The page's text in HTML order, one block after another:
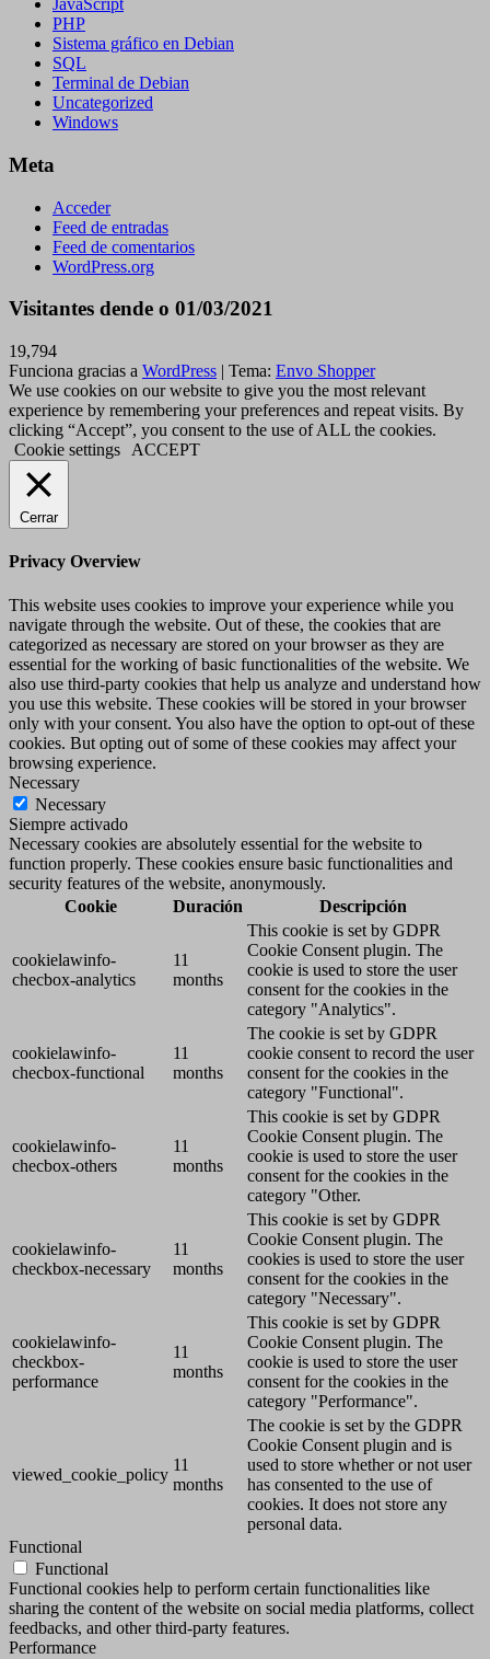
JavaScript
PHP
Sistema gráfico en Debian
SQL
Terminal de Debian
Uncategorized
Windows
Meta
Acceder
Feed de entradas
Feed de comentarios
WordPress.org
Visitantes dende o 01/03/2021
19,794
Funciona gracias a WordPress | Tema: Envo Shopper
We use cookies on our website to give you the most relevant
experience by remembering your preferences and repeat visits. By
clicking “Accept”, you consent to the use of ALL the cookies.
Cookie settings
ACCEPT
Cerrar
Privacy Overview
This website uses cookies to improve your experience while you
navigate through the website. Out of these, the cookies that are
categorized as necessary are stored on your browser as they are
essential for the working of basic functionalities of the website. We
also use third-party cookies that help us analyze and understand how
you use this website. These cookies will be stored in your browser
only with your consent. You also have the option to opt-out of these
cookies. But opting out of some of these cookies may affect your
browsing experience.
Necessary
Necessary
Siempre activado
Necessary cookies are absolutely essential for the website to
function properly. These cookies ensure basic functionalities and
security features of the website, anonymously.
Cookie
Duración Descripción
cookielawinfo-
checbox-analytics
11
months
This cookie is set by GDPR
Cookie Consent plugin. The
cookie is used to store the user
consent for the cookies in the
category "Analytics".
cookielawinfo-
checbox-functional
11
months
The cookie is set by GDPR
cookie consent to record the user
consent for the cookies in the
category "Functional".
cookielawinfo-
checbox-others
11
months
This cookie is set by GDPR
Cookie Consent plugin. The
cookie is used to store the user
consent for the cookies in the
category "Other.
cookielawinfo-
checkbox-necessary
11
months
This cookie is set by GDPR
Cookie Consent plugin. The
cookies is used to store the user
consent for the cookies in the
category "Necessary".
cookielawinfo-
checkbox-
performance
11
months
This cookie is set by GDPR
Cookie Consent plugin. The
cookie is used to store the user
consent for the cookies in the
category "Performance".
viewed_cookie_policy
11
months
The cookie is set by the GDPR
Cookie Consent plugin and is
used to store whether or not user
has consented to the use of
cookies. It does not store any
personal data.
Functional
Functional
Functional cookies help to perform certain functionalities like
sharing the content of the website on social media platforms, collect
feedbacks, and other third-party features.
Performance